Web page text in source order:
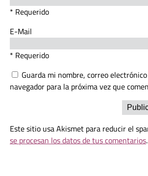
* Requerido
E-Mail
* Requerido
Guarda mi nombre, correo
navegador para la próxima vez que
Este sitio usa Akismet para reducir el
se procesan los datos de tus comentarios.